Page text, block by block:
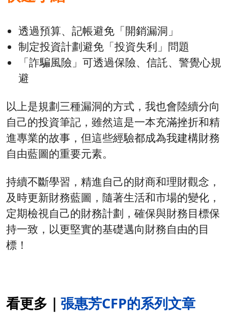
透過預算、記帳避免「開銷漏洞」
制定投資計劃避免「投資失利」問題
「詐騙風險」可透過保險、信託、警覺心規
避
以上是規劃三種漏洞的方式，我也會陸續分向
自己的投資筆記，雖然這是一本充滿挫折和精
進專業的故事，但這些經驗都成為我建構財務
自由藍圖的重要元素。
持續不斷學習，精進自己的財商和理財觀念，
及時更新財務藍圖，隨著生活和市場的變化，
定期檢視自己的財務計劃，確保與財務目標保
持一致，以更堅實的基礎邁向財務自由的目
標！
看更多｜ 張惠芳CFP的系列文章